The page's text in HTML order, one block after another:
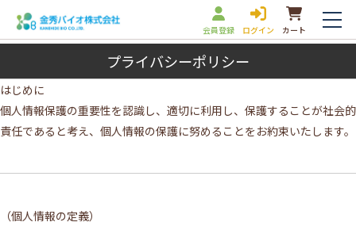
会員登録 ログイン カート
プライバシーポリシー
はじめに
個人情報保護の重要性を認識し、適切に利用し、保護することが社会的
責任であると考え、個人情報の保護に努めることをお約束いたします。
（個人情報の定義）